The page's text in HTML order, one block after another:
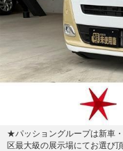
★パッショングループは新車
区最大級の展示場にてお選び